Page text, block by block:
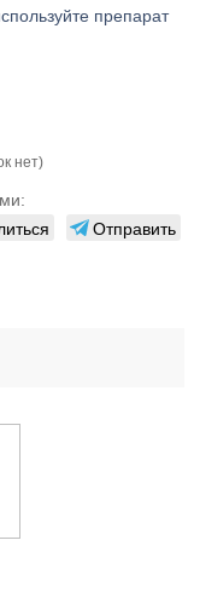
препарат
нет)
Отправить